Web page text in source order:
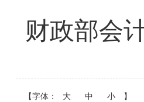
财政部会
【字体： 大 中 小 】